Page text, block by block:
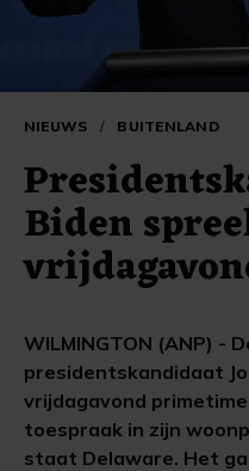
NIEUWS / BUITENLAND
Biden
WILMINGTON (ANP) -
presidentskandidaat
vrijdagavond
toespraak in zijn
staat Delaware. Het